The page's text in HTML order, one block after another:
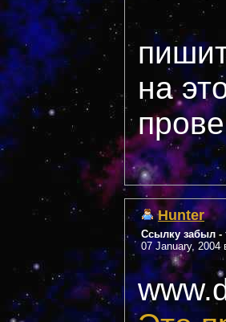
на
Hunter
Ссылку забыл -
07 January, 2004